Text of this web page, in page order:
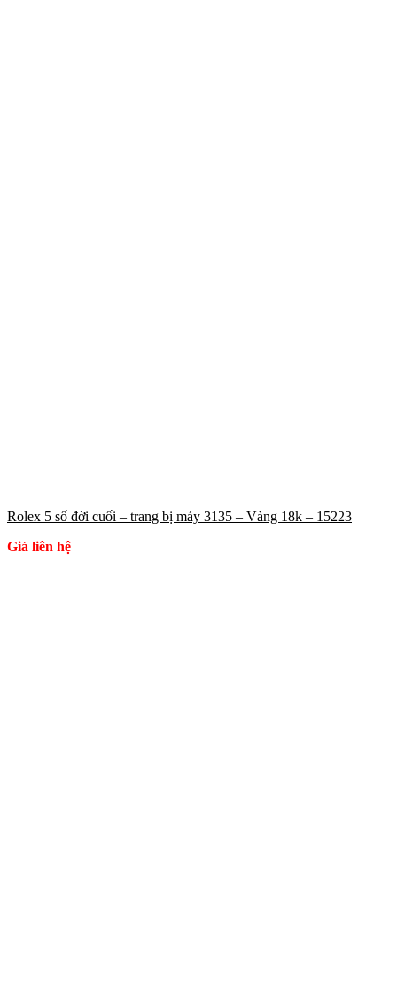
Rolex 5 số đời cuối – trang bị máy 3135 – Vàng 18k – 15223
Giá liên hệ